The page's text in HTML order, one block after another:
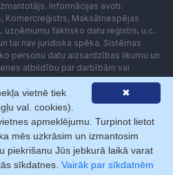
Informācijas avoti:
Komercreģistrs, Maksātnespējas
uzņēmumu faktisko datu reģistrs, u.c..
tai nav juridiska spēka. Sistēmas
personu datu aizsardzības likumu un
atbildību par darbībām vai
pakalpojumu. Lietotājam aizliegts
sistēmas vai iekārtas (robotus)
saskaņošanas ar Firmas.lv. Galvenā
politika Norēķini ar
✖
vietnē tiek
val. cookies).
apmeklējumu. Turpinot lietot
mēs uzkrāsim un izmantosim
piekrišanu Jūs jebkurā laikā varat
sīkdatnes. Vairāk par sīkdatnēm